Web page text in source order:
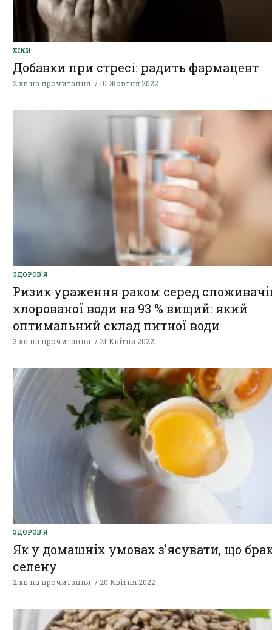
ЛІКИ
Добавки при стресі: радить фармацевт
2 хв на прочитання 10 Жовтня 2022
ЗДОРОВ'Я
Ризик ураження раком серед
хлорованої води на 93 % вищий: який
оптимальний склад питної води
3 хв на прочитання 21 Квітня 2022
ЗДОРОВ'Я
Як у домашніх умовах з’ясувати, що
селену
2 хв на прочитання 20 Квітня 2022